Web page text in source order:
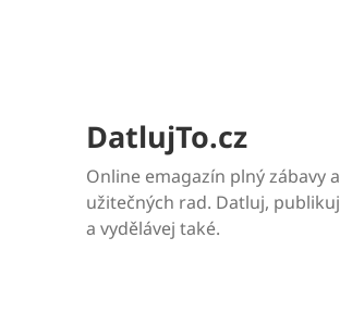
DatlujTo.cz
Online emagazín plný zábavy a
užitečných rad. Datluj, publikuj
a vydělávej také.